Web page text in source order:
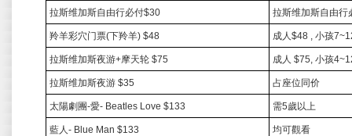
拉斯维加斯自由行必付$30 拉斯维加斯自由行
羚羊彩穴门票(下羚羊) $48 成人$48 , 小孩
拉斯维加斯夜游+摩天轮 $75 成人 $75, 小孩
拉斯维加斯夜游 $35 占座位同价
太陽劇團-愛- Beatles Love $133 需5歲以上
藍人- Blue Man $133 均可觀看